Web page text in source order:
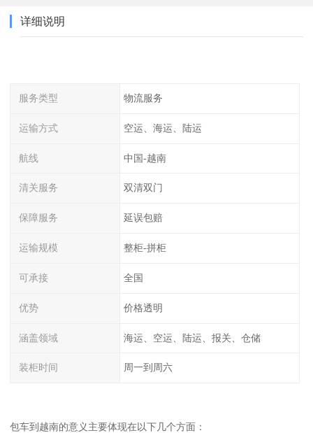
详细说明
服务类型 物流服务
运输方式 空运、海运、陆运
航线 中国-越南
清关服务 双清双门
保障服务 延误包赔
运输规模 整柜-拼柜
可承接 全国
优势 价格透明
涵盖领域 海运、空运、陆运、报关、仓储
装柜时间 周一到周六
包车到越南的意义主要体现在以下几个方面：